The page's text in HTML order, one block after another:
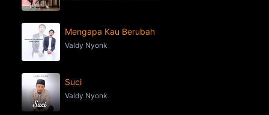
Mengapa Kau Berubah
Valdy Nyonk
Suci
Valdy Nyonk